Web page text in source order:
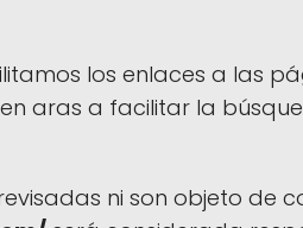
los enlaces a las
aras a facilitar la
ni son objeto de